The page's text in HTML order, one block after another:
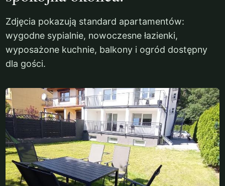
Zdjęcia pokazują standard apartamentów:
wygodne sypialnie, nowoczesne łazienki,
wyposażone kuchnie, balkony i ogród dostępny
dla gości.